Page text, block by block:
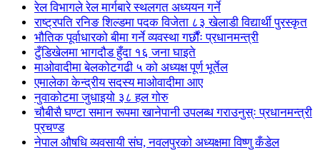
रेल विभागले रेल मार्गबारे स्थलगत अध्ययन गर्ने
राष्ट्रपति रनिङ शिल्डमा पदक विजेता ८३ खेलाडी विद्यार्थी पुरस्कृत
भौतिक पूर्वाधारको बीमा गर्ने व्यवस्था गर्छौंः प्रधानमन्त्री
टुँडिखेलमा भागदौड हुँदा १६ जना घाइते
माओवादीमा बेलकोटगढी ५ को अध्यक्ष पूर्ण भूर्तेल
एमालेका केन्द्रीय सदस्य माओ‌वादीमा आए
नुवाकोटमा जुधाइयो ३८ हल गोरु
चौबीसै घण्टा समान रूपमा खानेपानी उपलब्ध गराउनुस्ः प्रधानमन्त्री
प्रचण्ड
नेपाल औषधि व्यवसायी संघ, नवलपुरको अध्यक्षमा विष्णु कँडेल